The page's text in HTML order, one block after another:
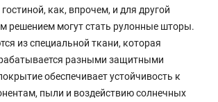
как, впрочем, и для другой
решением могут стать рулонные шторы.
из специальной ткани, которая
разными защитными
обеспечивает устойчивость к
пыли и воздействию солнечных